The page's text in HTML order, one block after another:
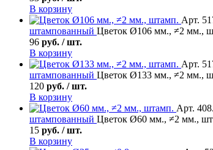
В корзину
Арт.
штампованный Цветок Ø106 мм., ≠2 мм.,
96 руб. / шт.
В корзину
Арт.
штампованный Цветок Ø133 мм., ≠2 мм.,
120 руб. / шт.
В корзину
Арт.
штампованный Цветок Ø60 мм., ≠2 мм.,
15 руб. / шт.
В корзину